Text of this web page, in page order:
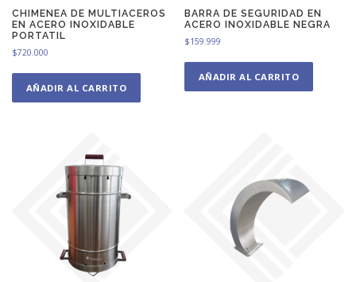
CHIMENEA DE MULTIACEROS
EN ACERO INOXIDABLE
PORTATIL
$720.000
AÑADIR AL CARRITO
BARRA DE SEGURIDAD EN
ACERO INOXIDABLE NEGRA
$159.999
AÑADIR AL CARRITO